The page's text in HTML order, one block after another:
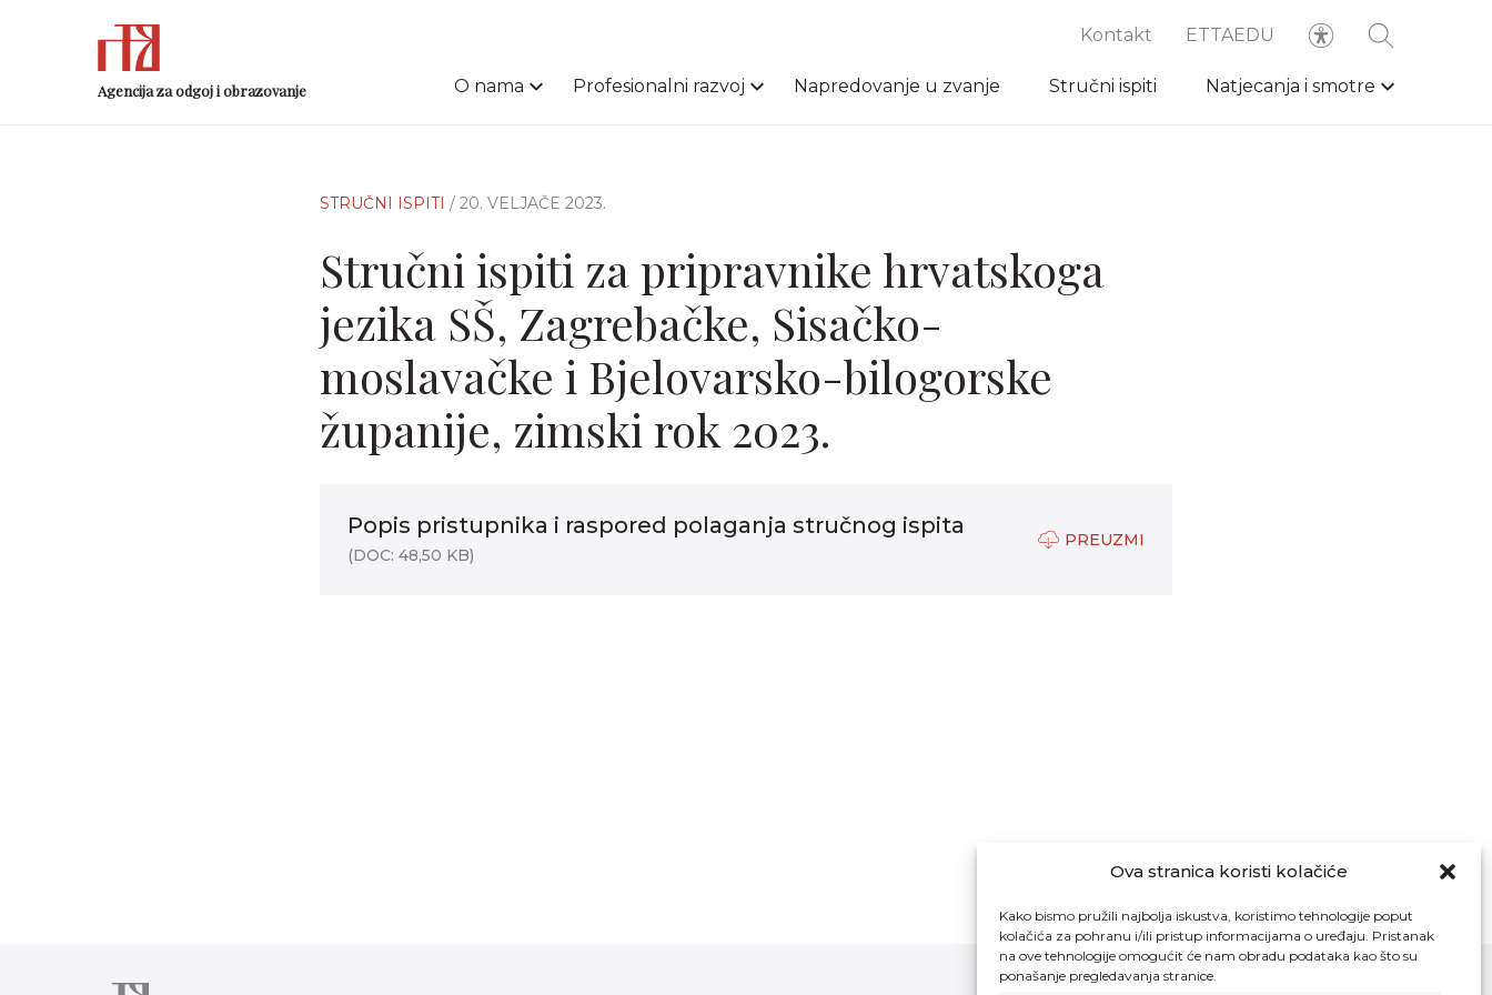
Ova stranica koristi kolačiće
Kako bismo pružili najbolja iskustva, koristimo tehnologije poput
kolačića za pohranu i/ili pristup informacijama o uređaju. Pristanak
na ove tehnologije omogućit će nam obradu podataka kao što su
ponašanje pregledavanja stranice.
Agencija za odgoj i obrazovanje
Kontakt ETTAEDU
O nama Profesionalni razvoj Napredovanje u zvanje Stručni ispiti Natjecanja i smotre
STRUČNI ISPITI / 20. VELJAČE 2023.
Stručni ispiti za pripravnike hrvatskoga
jezika SŠ, Zagrebačke, Sisačko-
moslavačke i Bjelovarsko-bilogorske
županije, zimski rok 2023.
Popis pristupnika i raspored polaganja stručnog ispita
(DOC: 48,50 KB)
PREUZMI